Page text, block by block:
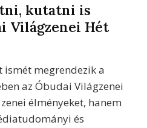
kutatni is
Világzenei Hét
ismét megrendezik a
az Óbudai Világzenei
élményeket, hanem
és